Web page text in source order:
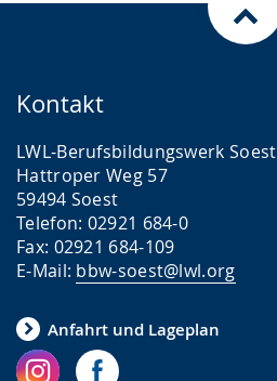
Kontakt
LWL-Berufsbildungswerk Soest
Hattroper Weg 57
59494 Soest
Telefon: 02921 684-0
Fax: 02921 684-109
E-Mail: bbw-soest@lwl.org
Anfahrt und Lageplan